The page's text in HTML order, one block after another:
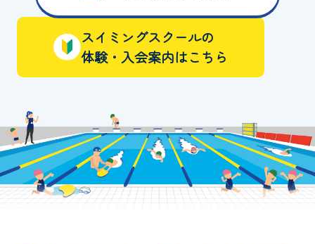
スイミングスクールの
体験・入会案内はこちら